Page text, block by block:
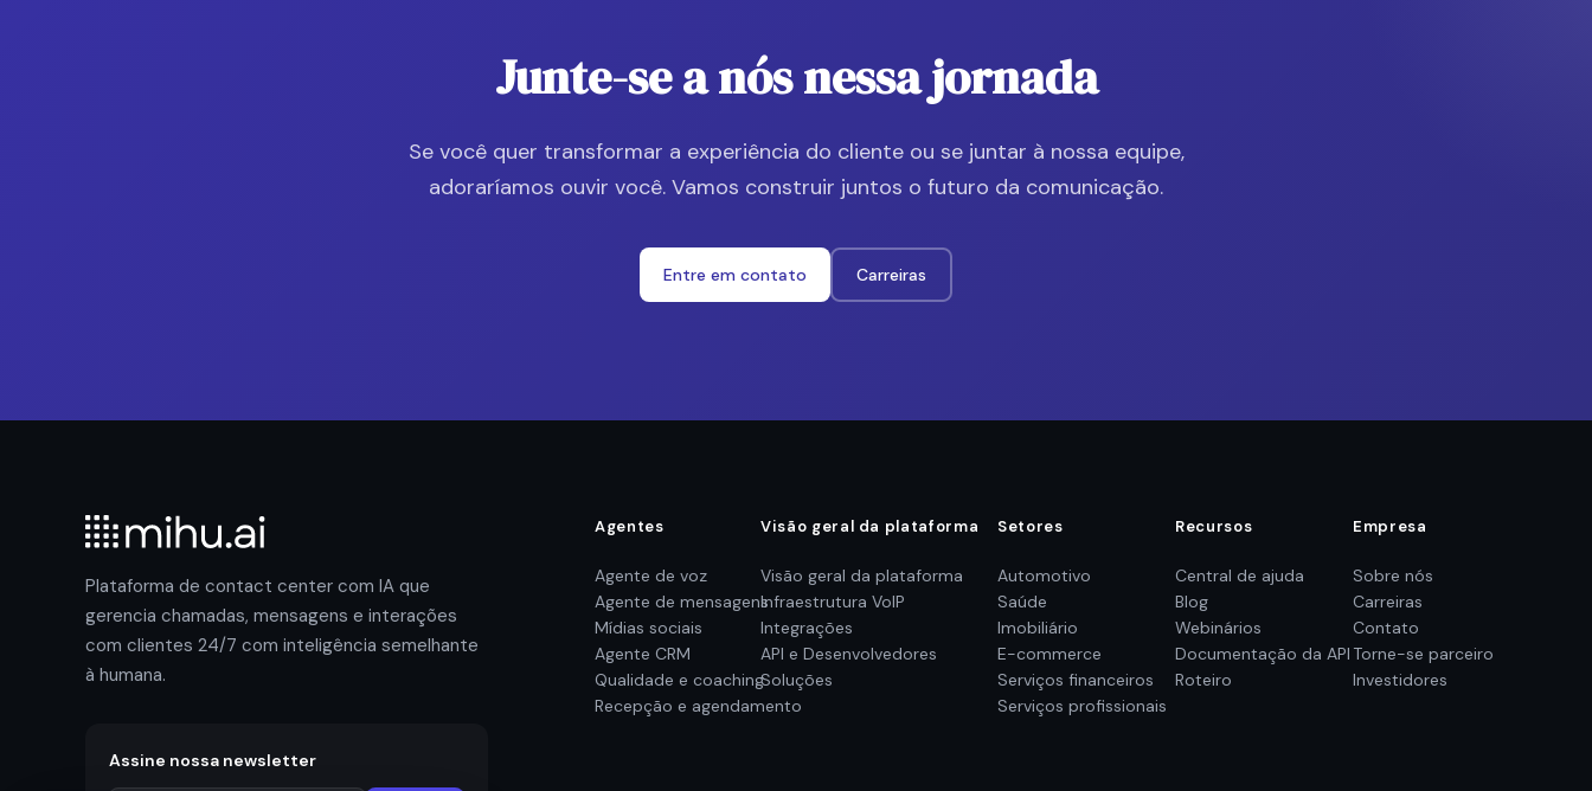
Junte-se a nós nessa jornada
Se você quer transformar a experiência do cliente ou se juntar à nossa equipe,
adoraríamos ouvir você. Vamos construir juntos o futuro da comunicação.
Entre em contato Carreiras
Plataforma de contact center com IA que
gerencia chamadas, mensagens e interações
com clientes 24/7 com inteligência semelhante
à humana.
Assine nossa newsletter
Agentes
Agente de voz
Agente de mensagens
Mídias sociais
Agente CRM
Qualidade e coaching
Recepção e agendamento
Visão geral da plataforma
Visão geral da plataforma
Infraestrutura VoIP
Integrações
API e Desenvolvedores
Soluções
Setores
Automotivo
Saúde
Imobiliário
E-commerce
Serviços financeiros
Serviços profissionais
Recursos
Central de ajuda
Blog
Webinários
Documentação da API
Roteiro
Empresa
Sobre nós
Carreiras
Contato
Torne-se parceiro
Investidores